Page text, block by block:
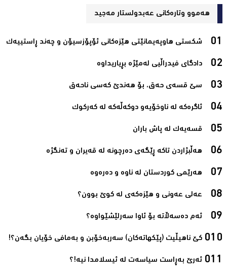
هەموو وتارەکانی عه‌بدولستار مه‌جید
شكستی هاوپەیمانێتی هێزەكانی ئۆپۆزسیۆن و چەند ڕاستییەك‌
دادگای فیدراڵیی لەمێژە بڕیاریداوە‌
سێ قسەی حەق، بۆ هەندێ کەسی ناحەق‌
ئاگرەکە لە ناوخۆیەو دوکەڵەکە لە کەرکوک ‌
قسەیەک لە پاش باران ‌
هەرێمی کوردستان لە ناوە و دەرەوە‌
عەلی عەونی و هێزەکەی لە کوێ بوون؟‌
ئەم دەسەڵاتە بۆ ئاوا سەرلێشێواوە؟‌
کێ ناهیڵیت (پێکهاتەکان) سەربەخۆبن و بەمافی خۆیان بگەن؟!‌
ئەرێ بەڕاست سیاسەت لە ئیسلامدا نیە!؟‌